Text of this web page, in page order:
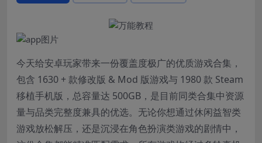
今天给安卓玩家带来一份覆盖度极广的优质游戏合集，
包含 1630 + 款修改版 & Mod 版游戏与 1980 款 Steam
移植手机版，总容量达 500GB，是目前同类合集中资源
量与品类完整度兼具的优选。无论你想通过休闲益智类
游戏放松解压，还是沉浸在角色扮演类游戏的剧情中，